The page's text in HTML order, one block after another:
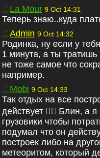
La Mour 9 Oct 14:31
Теперь знаю..куда
Admin 9 Oct 14:32
Родинка, ну если у
1 минута, а ты тратишь
не тоже самое что
например.
Mobi 9 Oct 14:33
Так отдых на все
действует 🤷‍♂ Блин, а
грузовики чтобы
подумал что он
построек либо на
метеоритом, который